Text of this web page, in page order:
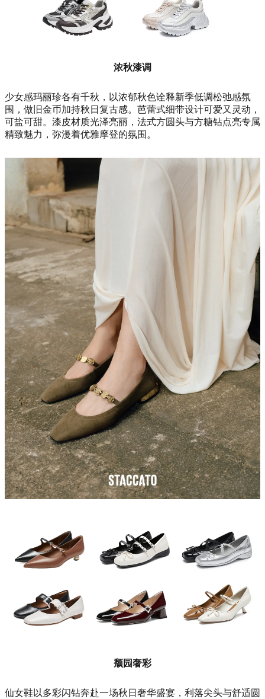
浓秋漆调
少女感玛丽珍各有千秋，以浓郁秋色诠释新季低调松弛感氛
围，做旧金币加持秋日复古感。芭蕾式细带设计可爱又灵动，
可盐可甜。漆皮材质光泽亮丽，法式方圆头与方糖钻点亮专属
精致魅力，弥漫着优雅摩登的氛围。
颓园奢彩
仙女鞋以多彩闪钻奔赴一场秋日奢华盛宴，利落尖头与舒适圆